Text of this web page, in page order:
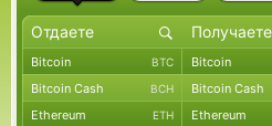
Bitcoin BTC Bitcoin
Bitcoin Cash BCH Bitcoin Cash
Ethereum ETH Ethereum